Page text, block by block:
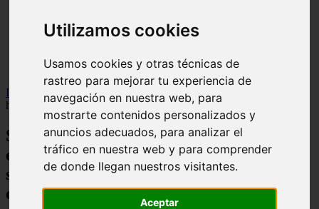
Utilizamos cookies
Usamos cookies y otras técnicas de
rastreo para mejorar tu experiencia de
navegación en nuestra web, para
mostrarte contenidos personalizados y
anuncios adecuados, para analizar el
tráfico en nuestra web y para comprender
de donde llegan nuestros visitantes.
Aceptar
lengua blanca causas y remedios
tipos de brackets
Inicio
Sonríe confiadamente: 7 hábitos esenciales de
higiene oral para una sonrisa perfecta con ortodoncia - Salud dental
Sonríe confiadamente: 7 hábitos
esenciales de higiene oral para una
sonrisa perfecta con ortodoncia - Salud
dental